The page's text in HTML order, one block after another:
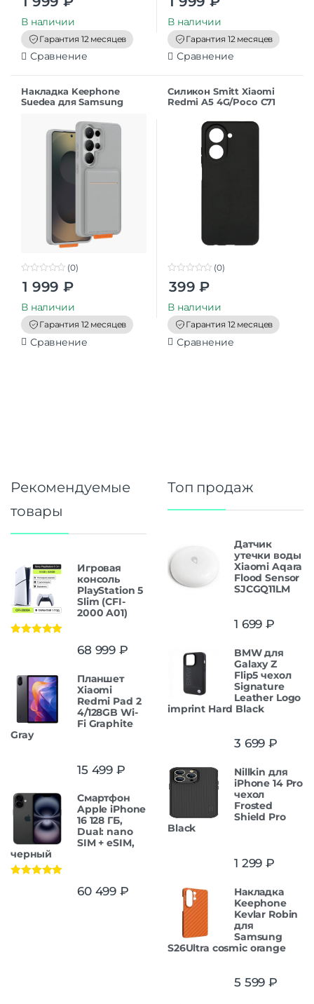
t
o
f
5
В наличии
Гарантия 12 месяцев
Сравнение
t
o
f
5
В наличии
Гарантия 12 месяцев
Сравнение
Накладка Keephone
Suedea для Samsung
t
o
f
5
(0)
1 999 ₽
В наличии
Гарантия 12 месяцев
Сравнение
Силикон Smitt Xiaomi
Redmi A5 4G/Poco C71
o
t
o
f
5
(0)
399 ₽
В наличии
Гарантия 12 месяцев
Сравнение
Рекомендуемые
товары
Игровая
консоль
PlayStation 5
Slim (CFI-
2000 A01)
68 999 ₽
Планшет
Xiaomi
Redmi Pad 2
4/128GB Wi-
Fi Graphite
Gray
15 499 ₽
Смартфон
Apple iPhone
16 128 ГБ,
Dual: nano
SIM + eSIM,
черный
60 499 ₽
Топ продаж
Датчик
утечки воды
Xiaomi Aqara
Flood Sensor
SJCGQ11LM
1 699 ₽
BMW для
Galaxy Z
Flip5 чехол
Signature
Leather Logo
imprint Hard Black
3 699 ₽
Nillkin для
iPhone 14 Pro
чехол
Frosted
Shield Pro
Black
1 299 ₽
Накладка
Keephone
Kevlar Robin
для
Samsung
S26Ultra cosmic orange
5 599 ₽